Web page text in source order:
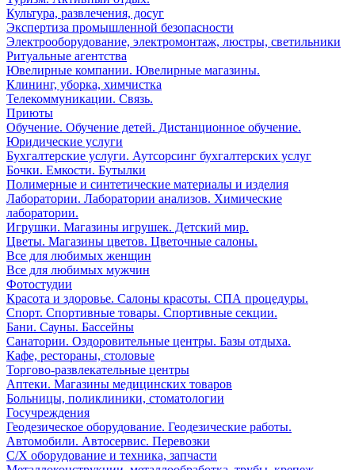
Культура, развлечения, досуг
Экспертиза промышленной безопасности
Электрооборудование, электромонтаж, люстры, светильники
Ритуальные агентства
Ювелирные компании. Ювелирные магазины.
Клининг, уборка, химчистка
Телекоммуникации. Связь.
Приюты
Обучение. Обучение детей. Дистанционное обучение.
Юридические услуги
Бухгалтерские услуги. Аутсорсинг бухгалтерских услуг
Бочки. Емкости. Бутылки
Полимерные и синтетические материалы и изделия
Лаборатории. Лаборатории анализов. Химические
лаборатории.
Игрушки. Магазины игрушек. Детский мир.
Цветы. Магазины цветов. Цветочные салоны.
Все для любимых женщин
Все для любимых мужчин
Фотостудии
Красота и здоровье. Салоны красоты. СПА процедуры.
Спорт. Спортивные товары. Спортивные секции.
Бани. Сауны. Бассейны
Санатории. Оздоровительные центры. Базы отдыха.
Кафе, рестораны, столовые
Торгово-развлекательные центры
Аптеки. Магазины медицинских товаров
Больницы, поликлиники, стоматологии
Госучреждения
Геодезическое оборудование. Геодезические работы.
Автомобили. Автосервис. Перевозки
С/Х оборудование и техника, запчасти